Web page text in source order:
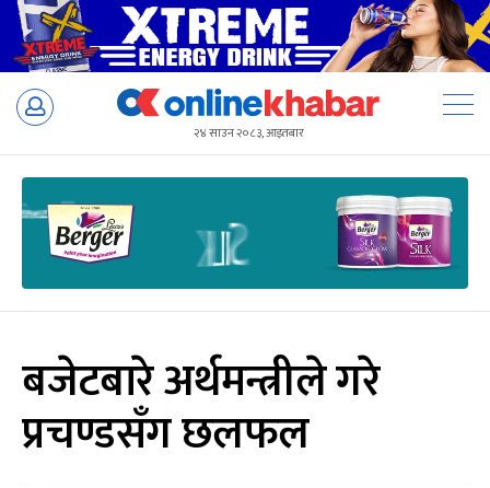
Skip
२४ साउन २०८३, आइतबार
बजेटबारे अर्थमन्त्रीले गरे
प्रचण्डसँग छलफल